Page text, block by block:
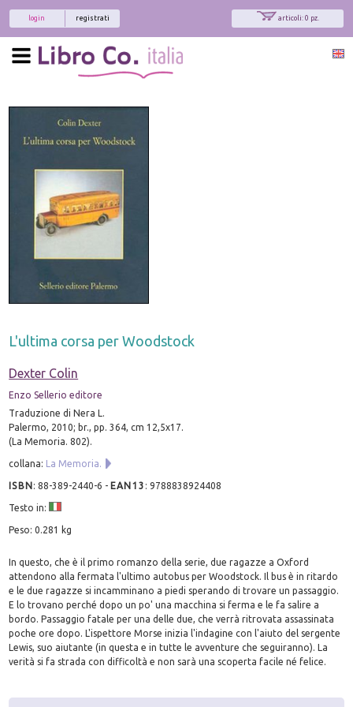
articoli: 0 pz.
registrati
login
L'ultima corsa per Woodstock
Dexter Colin
Enzo Sellerio editore
Traduzione di Nera L.
Palermo, 2010; br., pp. 364, cm 12,5x17.
(La Memoria. 802).
collana: La Memoria.
ISBN:88-389-2440-6 - EAN13 :9788838924408
Testo in:
Peso: 0.281 kg
In questo, che è il primo romanzo della serie, due ragazze a Oxford
attendono alla fermata l'ultimo autobus per Woodstock. Il bus è in ritardo
e le due ragazze si incamminano a piedi sperando di trovare un passaggio.
E lo trovano perché dopo un po' una macchina si ferma e le fa salire a
bordo. Passaggio fatale per una delle due, che verrà ritrovata assassinata
poche ore dopo. L'ispettore Morse inizia l'indagine con l'aiuto del sergente
Lewis, suo aiutante (in questa e in tutte le avventure che seguiranno). La
verità si fa strada con difficoltà e non sarà una scoperta facile né felice.